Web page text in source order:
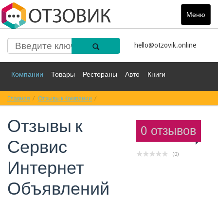
Меню
Toggle
hello@otzovik.online
Компании Товары Рестораны Авто Книги
Спорт Фильмы Деньги
Красота Здоровье
Главная Отзывы к Компании
0 отзывов
(0)
Отзывы к
Сервис
Интернет
Объявлений